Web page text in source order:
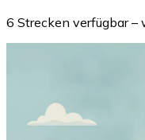
6 Strecken verfügbar –